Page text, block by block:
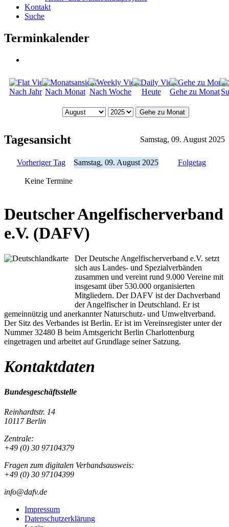
Kontakt
Suche
Terminkalender
Nach Jahr Nach Monat Nach Woche Heute Gehe zu Monat
Gehe zu Monat
Tagesansicht Samstag, 09. August 2025
Vorheriger Tag Samstag, 09. August 2025 Folgetag
Keine Termine
Deutscher Angelfischerverband
e.V. (DAFV)
Der Deutsche Angelfischerverband e.V. setzt
sich aus Landes- und Spezialverbänden
zusammen und vereint rund 9.000 Vereine mit
insgesamt über 530.000 organisierten
Mitgliedern. Der DAFV ist der Dachverband
der Angelfischer in Deutschland. Er ist
gemeinnützig und anerkannter Naturschutz- und Umweltverband.
Der Sitz des Verbandes ist Berlin. Er ist im Vereinsregister unter der
Nummer 32480 B beim Amtsgericht Berlin Charlottenburg
eingetragen und arbeitet auf Grundlage seiner Satzung.
Kontaktdaten
Bundesgeschäftsstelle
Reinhardtstr. 14
10117 Berlin
Zentrale:
+49 (0) 30 97104379
Fragen zum digitalen Verbandsausweis:
+49 (0) 30 97104399
info@dafv.de
Impressum
Datenschutzerklärung